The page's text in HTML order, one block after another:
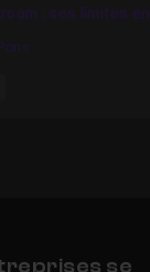
: ses limites en
se